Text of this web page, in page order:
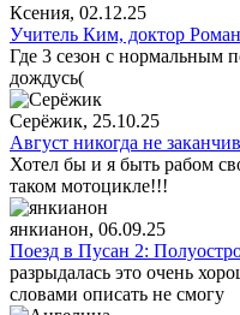
Ксения, 02.12.25
Учитель Ким, доктор
Где 3 сезон с нормальным
дождусь(
Серёжик, 25.10.25
Август никогда не
Хотел бы и я быть рабом
таком мотоцикле!!!
янкианон, 06.09.25
Поезд в Пусан 2:
разрыдалась это очень
словами описать не смогу